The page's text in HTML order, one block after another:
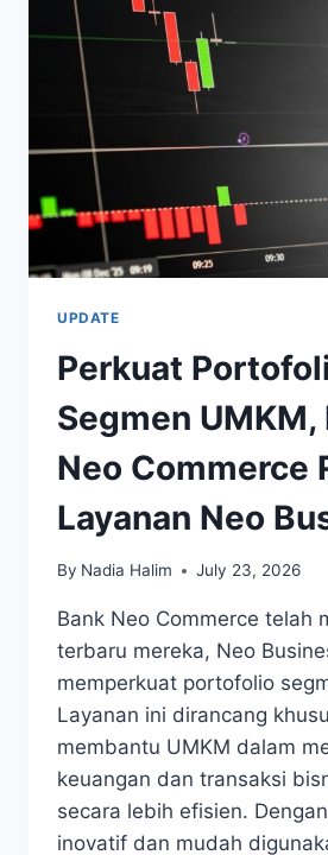
CIPTAKAN
EKOSISTEM
KEUANGAN
YANG
STABIL
UPDATE
Perkuat
Segmen UMKM,
Neo Commerce
Layanan Neo
By Nadia Halim July 23, 2026
Bank Neo Commerce telah
terbaru mereka, Neo
memperkuat portofolio
Layanan ini dirancang
membantu UMKM dalam
keuangan dan transaksi
secara lebih efisien.
inovatif dan mudah